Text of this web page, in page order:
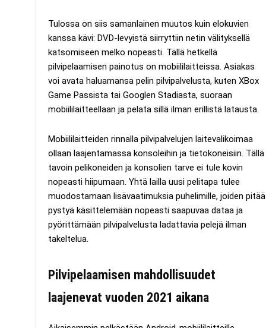
Tulossa on siis samanlainen muutos kuin elokuvien
kanssa kävi: DVD-levyistä siirryttiin netin välityksellä
katsomiseen melko nopeasti. Tällä hetkellä
pilvipelaamisen painotus on mobiililaitteissa. Asiakas
voi avata haluamansa pelin pilvipalvelusta, kuten XBox
Game Passista tai Googlen Stadiasta, suoraan
mobiililaitteellaan ja pelata sillä ilman erillistä latausta.
Mobiililaitteiden rinnalla pilvipalvelujen laitevalikoimaa
ollaan laajentamassa konsoleihin ja tietokoneisiin. Tällä
tavoin pelikoneiden ja konsolien tarve ei tule kovin
nopeasti hiipumaan. Yhtä lailla uusi pelitapa tulee
muodostamaan lisävaatimuksia puhelimille, joiden pitää
pystyä käsittelemään nopeasti saapuvaa dataa ja
pyörittämään pilvipalvelusta ladattavia pelejä ilman
takeltelua.
Pilvipelaamisen mahdollisuudet
laajenevat vuoden 2021 aikana